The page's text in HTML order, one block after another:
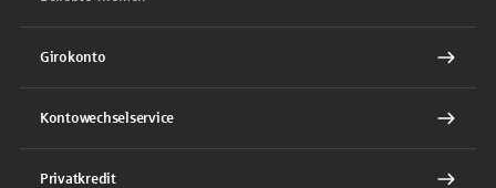
Girokonto
Kontowechselservice
Privatkredit